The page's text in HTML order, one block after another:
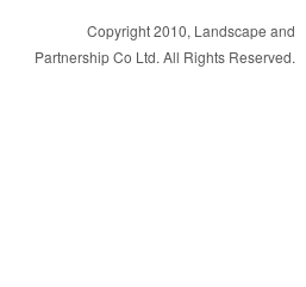
開
く
Copyright 2010, Landscape and
Partnership Co Ltd. All Rights Reserved.